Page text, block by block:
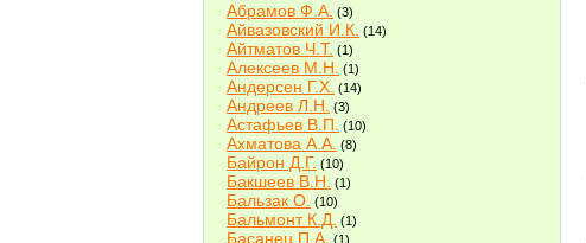
Абрамов Ф.А. (3)
Айвазовский И.К. (14)
Айтматов Ч.Т. (1)
Алексеев М.Н. (1)
Андерсен Г.Х. (14)
Андреев Л.Н. (3)
Астафьев В.П. (10)
Ахматова А.А. (8)
Байрон Д.Г. (10)
Бакшеев В.Н. (1)
Бальзак О. (10)
Бальмонт К.Д. (1)
Басанец П.А. (1)